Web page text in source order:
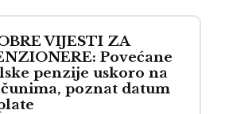
VIJESTI ZA
Povećane
penzije uskoro na
poznat datum